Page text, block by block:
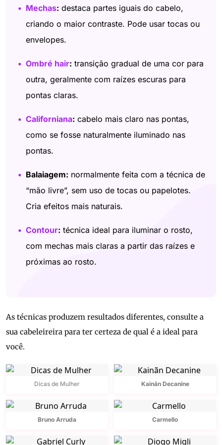
Mechas: destaca partes iguais do cabelo,
criando o maior contraste. Pode usar tocas ou
envelopes.
Ombré hair: transição gradual de uma cor para
outra, geralmente com raízes escuras para
pontas claras.
Californiana: cabelo mais claro nas pontas,
como se fosse naturalmente iluminado nas
pontas.
Balaiagem: normalmente feita com a técnica de
“mão livre”, sem uso de tocas ou papelotes.
Cria efeitos mais naturais.
Contour: técnica ideal para iluminar o rosto,
com mechas mais claras a partir das raízes e
próximas ao rosto.
As técnicas produzem resultados diferentes, consulte a
sua cabeleireira para ter certeza de qual é a ideal para
você.
Dicas de Mulher Kainãn Decanine
Bruno Arruda Carmello